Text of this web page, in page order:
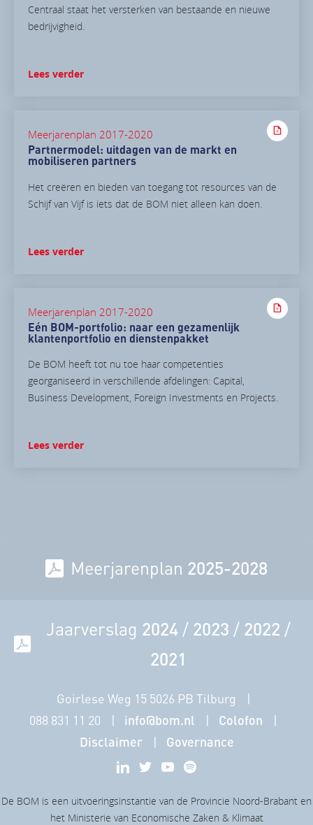
Centraal staat het versterken van bestaande en nieuwe
bedrijvigheid.
Lees verder
Meerjarenplan 2017-2020
Partnermodel: uitdagen van de markt en
mobiliseren partners
Het creëren en bieden van toegang tot resources van de
Schijf van Vijf is iets dat de BOM niet alleen kan doen.
Lees verder
Meerjarenplan 2017-2020
Eén BOM-portfolio: naar een gezamenlijk
klantenportfolio en dienstenpakket
De BOM heeft tot nu toe haar competenties
georganiseerd in verschillende afdelingen: Capital,
Business Development, Foreign Investments en Projects.
Lees verder
Meerjarenplan 2025-2028
Jaarverslag 2024/ 2023 / 2022 /
2021
Goirlese Weg 15 5026 PB Tilburg
088 831 11 20
info@bom.nl
Colofon
Disclaimer
Governance
De BOM is een uitvoeringsinstantie van de Provincie Noord-Brabant en
het Ministerie van Economische Zaken & Klimaat